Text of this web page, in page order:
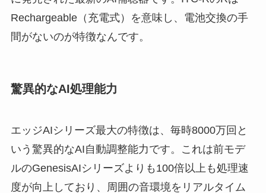
Rechargeable（充電式）を意味し、電池交換の手
間がないのが特徴なんです。
驚異的なAI処理能力
エッジAIシリーズ最大の特徴は、毎時8000万回と
いう驚異的なAI自動調整能力です。これは前モデ
ルのGenesisAIシリーズよりも100倍以上も処理速
度が向上しており、周囲の音環境をリアルタイム